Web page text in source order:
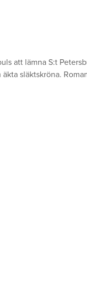
att lämna S:t
släktskröna.